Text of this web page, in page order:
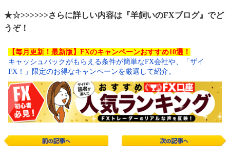
★☆>>>>>>さらに詳しい内容は『羊飼いのFXブログ』でど
うぞ！
【毎月更新！最新版】FXのキャンペーンおすすめ10選！
キャッシュバックがもらえる条件が簡単なFX会社や、「ザイ
FX！」限定のお得なキャンペーンを厳選して紹介。